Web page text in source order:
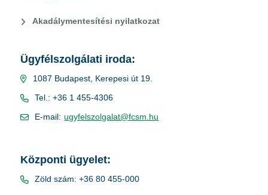
Akadálymentesítési nyilatkozat
Ügyfélszolgálati iroda:
1087 Budapest, Kerepesi út 19.
Tel.: +36 1 455-4306
E-mail: ugyfelszolgalat@fcsm.hu
Központi ügyelet:
Zöld szám: +36 80 455-000